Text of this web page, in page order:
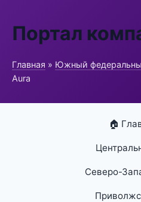
Портал
Главная » Южный
Aura
🏠
Северо-